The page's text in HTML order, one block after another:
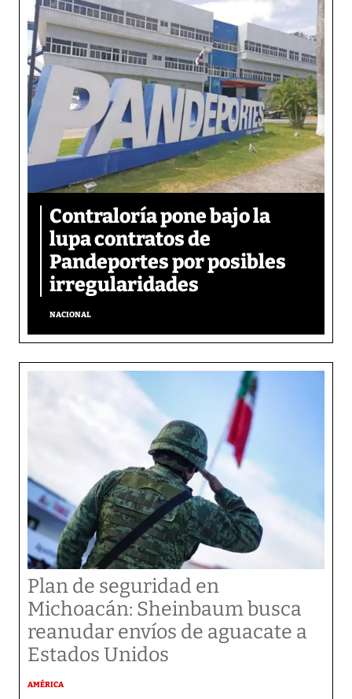
Contraloría pone bajo la
lupa contratos de
Pandeportes por posibles
irregularidades
NACIONAL
Plan de seguridad en
Michoacán: Sheinbaum busca
reanudar envíos de aguacate a
Estados Unidos
AMÉRICA